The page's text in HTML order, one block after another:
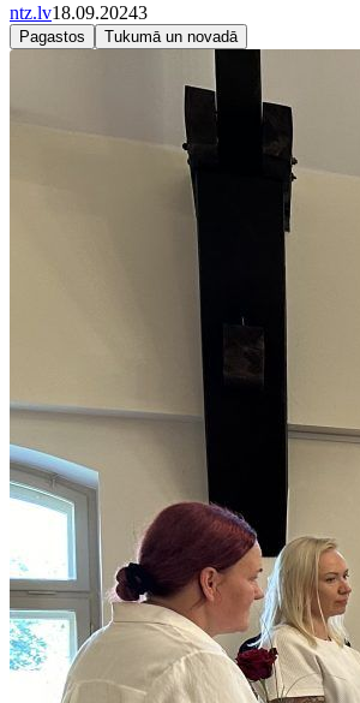
ntz.lv18.09.20243
Pagastos Tukumā un novadā